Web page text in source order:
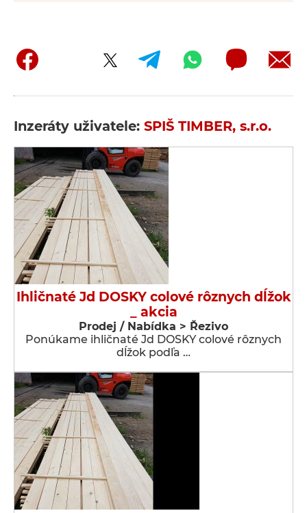
Inzeráty uživatele: SPIŠ TIMBER, s.r.o.
Ihličnaté Jd DOSKY colové rôznych dĺžok
_ akcia
Prodej / Nabídka > Řezivo
Ponúkame ihličnaté Jd DOSKY colové rôznych
dĺžok podľa …